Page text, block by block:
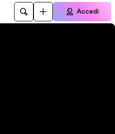
Accedi